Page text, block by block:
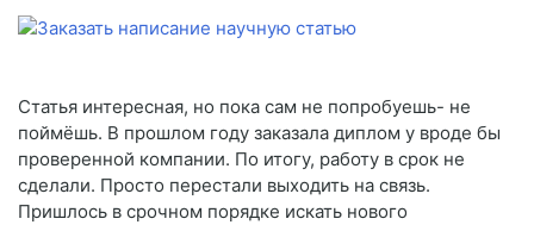
Статья интересная, но пока сам не попробуешь- не
поймёшь. В прошлом году заказала диплом у вроде бы
проверенной компании. По итогу, работу в срок не
сделали. Просто перестали выходить на связь.
Пришлось в срочном порядке искать нового